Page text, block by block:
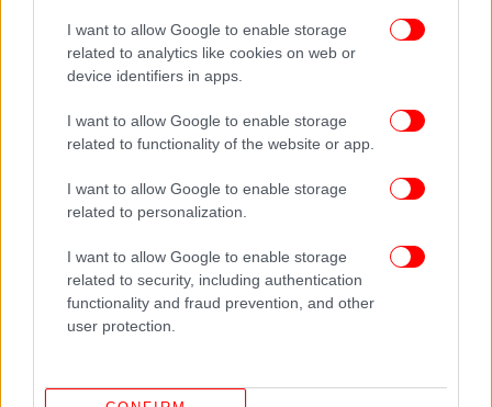
I want to allow Google to enable storage
related to analytics like cookies on web or
device identifiers in apps.
I want to allow Google to enable storage
related to functionality of the website or app.
I want to allow Google to enable storage
related to personalization.
I want to allow Google to enable storage
related to security, including authentication
functionality and fraud prevention, and other
user protection.
Ο κυβερνών συνασπισμός δηλώνει πεπεισμένος ότι